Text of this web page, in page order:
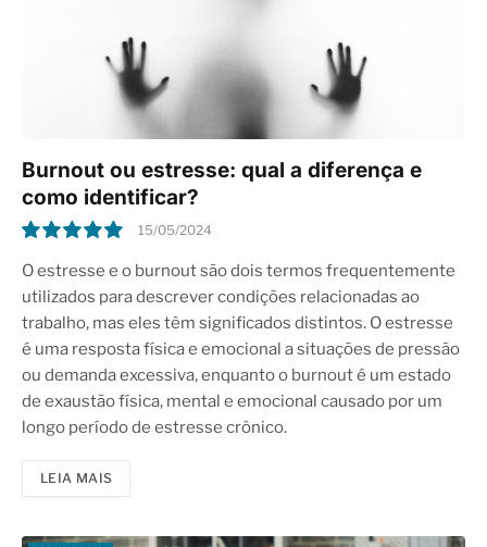
Burnout ou estresse: qual a diferença e
como identificar?
10.0
15/05/2024
O estresse e o burnout são dois termos frequentemente
utilizados para descrever condições relacionadas ao
trabalho, mas eles têm significados distintos. O estresse
é uma resposta física e emocional a situações de pressão
ou demanda excessiva, enquanto o burnout é um estado
de exaustão física, mental e emocional causado por um
longo período de estresse crônico.
LEIA MAIS